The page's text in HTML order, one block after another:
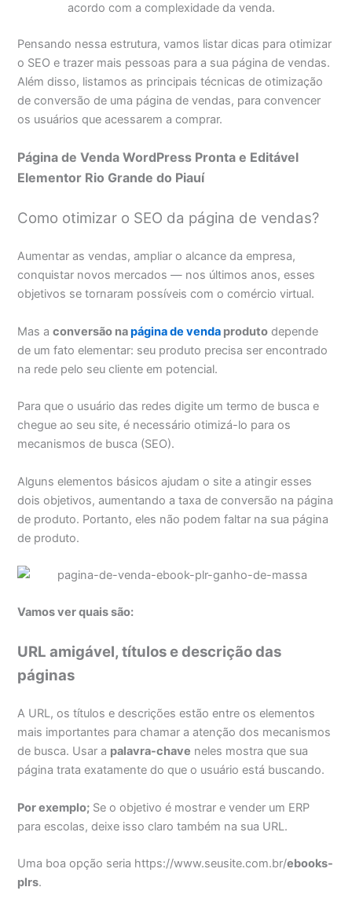
acordo com a complexidade da venda.
Pensando nessa estrutura, vamos listar dicas para otimizar
o SEO e trazer mais pessoas para a sua página de vendas.
Além disso, listamos as principais técnicas de otimização
de conversão de uma página de vendas, para convencer
os usuários que acessarem a comprar.
Página de Venda WordPress Pronta e Editável
Elementor Rio Grande do Piauí
Como otimizar o SEO da página de vendas?
Aumentar as vendas, ampliar o alcance da empresa,
conquistar novos mercados — nos últimos anos, esses
objetivos se tornaram possíveis com o comércio virtual.
Mas aconversão napágina de venda produto depende
de um fato elementar: seu produto precisa ser encontrado
na rede pelo seu cliente em potencial.
Para que o usuário das redes digite um termo de busca e
chegue ao seu site, é necessário otimizá-lo para os
mecanismos de busca (SEO).
Alguns elementos básicos ajudam o site a atingir esses
dois objetivos, aumentando a taxa de conversão na página
de produto. Portanto, eles não podem faltar na sua página
de produto.
Vamos ver quais são:
URL amigável, títulos e descrição das
páginas
A URL, os títulos e descrições estão entre os elementos
mais importantes para chamar a atenção dos mecanismos
de busca. Usar a palavra-chave neles mostra que sua
página trata exatamente do que o usuário está buscando.
Por exemplo; Se o objetivo é mostrar e vender um ERP
para escolas, deixe isso claro também na sua URL.
Uma boa opção seria https://www.seusite.com.br/ebooks-
plrs.